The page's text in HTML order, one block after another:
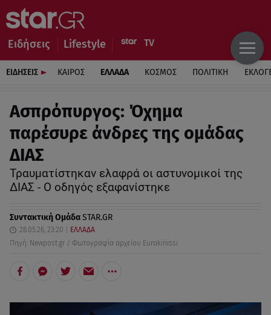
Ειδήσεις Lifestyle
ΕΙΔΗΣΕΙΣ ΚΑΙΡΟΣ ΕΛΛΑΔΑ ΚΟΣΜΟΣ ΠΟΛΙΤΙΚΗ
Ασπρόπυργος: Όχημα
παρέσυρε άνδρες της ομάδας
ΔΙΑΣ
Τραυματίστηκαν ελαφρά οι αστυνομικοί της
ΔΙΑΣ - Ο οδηγός εξαφανίστηκε
Συντακτική ΟμάδαSTAR.GR
28.05.26, 23:20
ΕΛΛΑΔΑ
Πηγή: Newpost.gr / Φωτογραφία αρχείου Eurokinissi